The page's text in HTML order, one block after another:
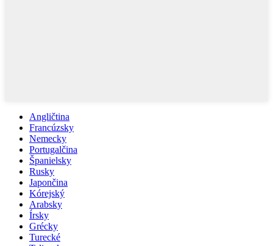
Angličtina
Francúzsky
Nemecky
Portugalčina
Španielsky
Rusky
Japončina
Kórejský
Arabsky
Írsky
Grécky
Turecké